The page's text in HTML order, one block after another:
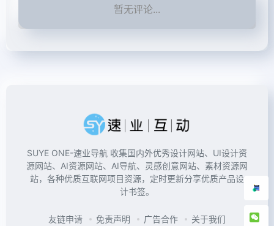
暂无评论...
SUYE ONE-速业导航 收集国内外优秀设计网站、UI设计资
源网站、AI资源网站、AI导航、灵感创意网站、素材资源网
站，各种优质互联网项目资源，定时更新分享优质产品设
计书签。
友链申请 免责声明 广告合作 关于我们